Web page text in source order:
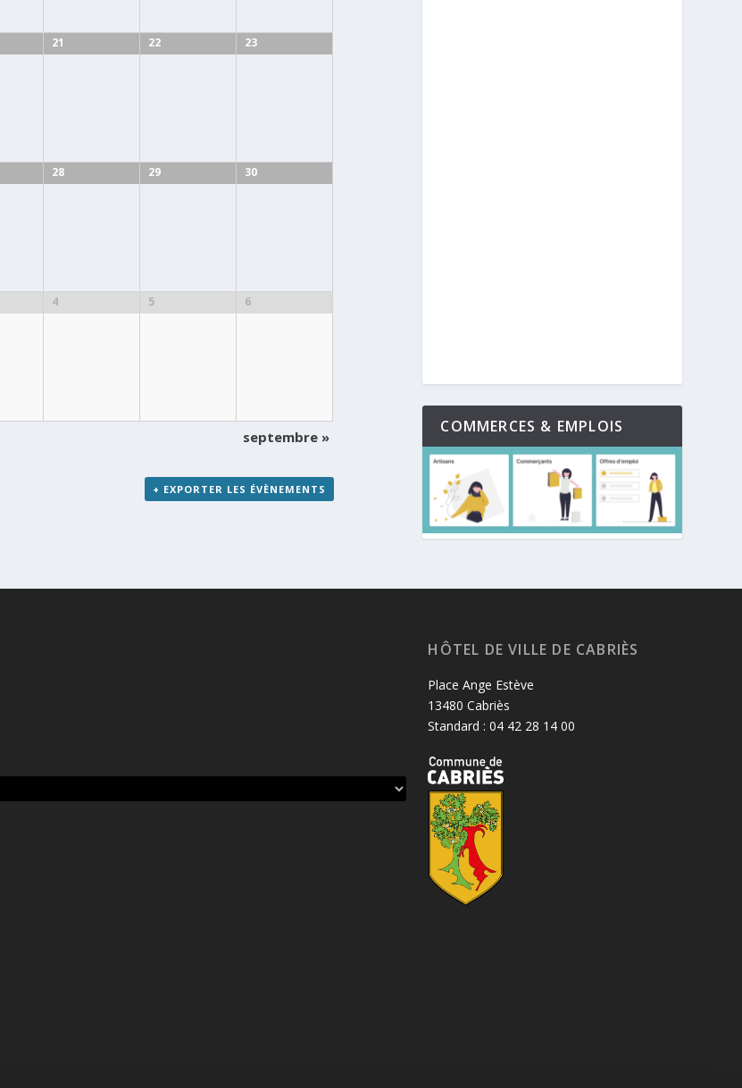
21 22 23
28 29 30
4 5 6
septembre »
+ EXPORTER LES ÉVÈNEMENTS
COMMERCES & EMPLOIS
HÔTEL DE VILLE DE CABRIÈS
Place Ange Estève
13480 Cabriès
Standard : 04 42 28 14 00